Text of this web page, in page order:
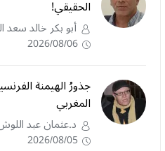
الحقيقي!
أبو بكر خالد سعد
2026/08/06
جذورُ الهيمنة
المغربي
د.عثمان عبد
2026/08/05